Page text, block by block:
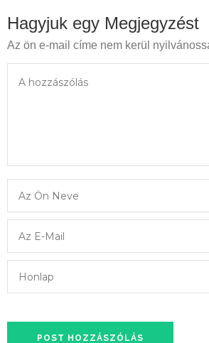
Hagyjuk egy Megjegyzést
Az ön e-mail címe nem kerül